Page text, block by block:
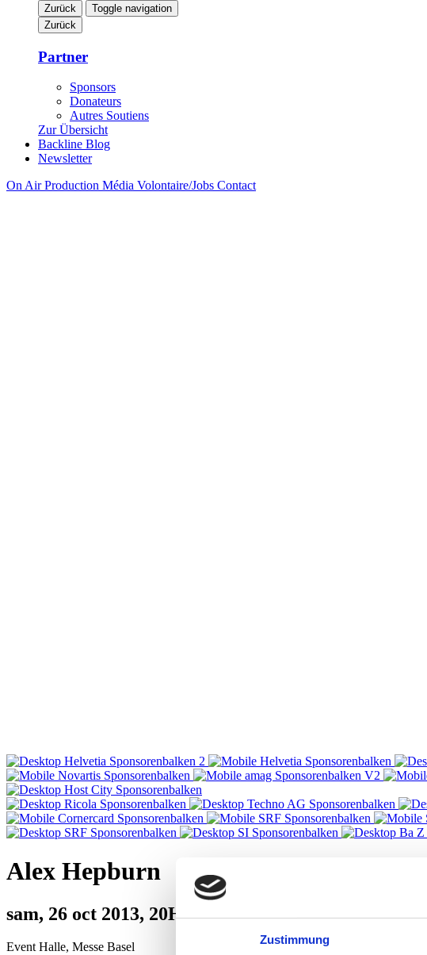
Zustimmung
Zurück
Toggle navigation
Zurück
Partner
Sponsors
Donateurs
Autres Soutiens
Zur Übersicht
Backline Blog
Newsletter
On AirProduction Média Volontaire/Jobs Contact
Alex Hepburn
sam, 26 oct 2013, 20H00 | UK CHART BREAKERS
Event Halle, Messe Basel